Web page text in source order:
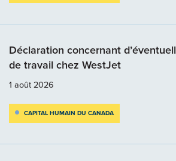
Déclaration concernant
de travail chez WestJet
1 août 2026
CAPITAL HUMAIN DU CANADA